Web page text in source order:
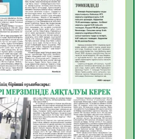
мәлімет
37
облысы полиция
астам
қамтамасыз етті
49
ҰРПАҚ –
АТТЫ КЕҢЕЙТІЛГЕН